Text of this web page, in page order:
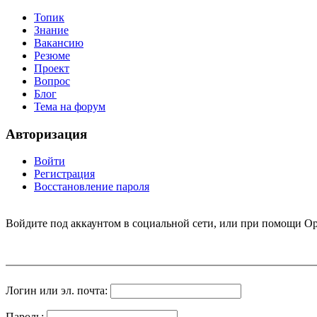
Топик
Знание
Вакансию
Резюме
Проект
Вопрос
Блог
Тема на форум
Авторизация
Войти
Регистрация
Восстановление пароля
Войдите под аккаунтом в социальной сети, или при помощи
Логин или эл. почта: